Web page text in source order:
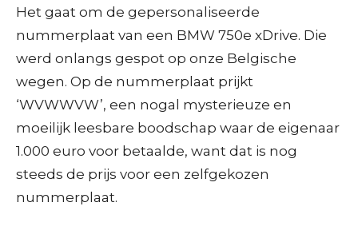
Het gaat om de gepersonaliseerde
nummerplaat van een BMW 750e xDrive. Die
werd onlangs gespot op onze Belgische
wegen. Op de nummerplaat prijkt
‘WVWWVW’, een nogal mysterieuze en
moeilijk leesbare boodschap waar de eigenaar
1.000 euro voor betaalde, want dat is nog
steeds de prijs voor een zelfgekozen
nummerplaat.